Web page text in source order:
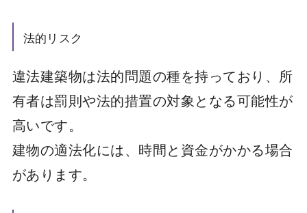
法的リスク
違法建築物は法的問題の種を持っており、所
有者は罰則や法的措置の対象となる可能性が
高いです。
建物の適法化には、時間と資金がかかる場合
があります。